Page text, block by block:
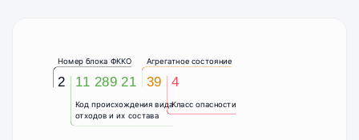
2
Номер блока ФККО
Код происхождения вида
отходов и их состава
11 289 21
Агрегатное состояние
39
Класс опасности
4